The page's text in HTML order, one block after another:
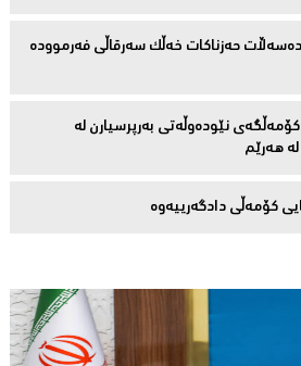
حەزناکات خەڵک سەرقاڵى فەرموودە
نێودەوڵەتی بەرپرسیارن لە
هەرێم
کۆمەڵی دادگەرییەوە